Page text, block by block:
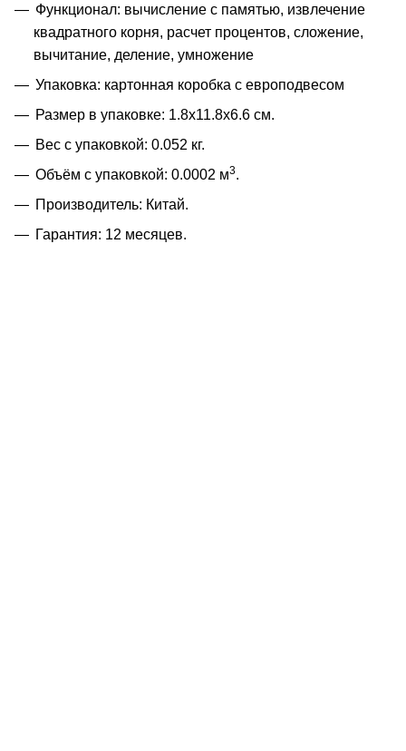
Функционал: вычисление с памятью, извлечение
квадратного корня, расчет процентов, сложение,
вычитание, деление, умножение
Упаковка: картонная коробка с европодвесом
Размер в упаковке: 1.8x11.8x6.6 см.
Вес с упаковкой: 0.052 кг.
Объём с упаковкой: 0.0002 м3.
Производитель: Китай.
Гарантия: 12 месяцев.